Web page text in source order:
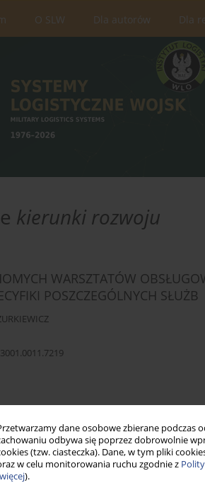
dane osobowe zbierane podczas
odbywa się poprzez dobrowolnie
(tzw. ciasteczka). Dane, w tym pliki
w celu monitorowania ruchu zgodnie z
więcej).
O SLW Dla autorów Dla
kierunki rozwoju
WARSZTATÓW
POSZCZEGÓLNYCH SŁUŻB